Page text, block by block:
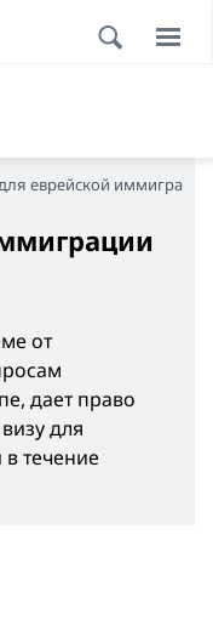
еврейской иммиграции
от
дает право
для
течение